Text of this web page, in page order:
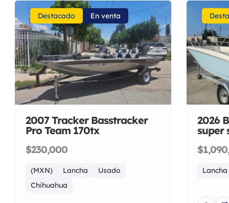
Destacado En venta
2007 Tracker Basstracker
Pro Team 170tx
$230,000
(MXN) Lancha
Usado
Chihuahua
2026
super
Lancha